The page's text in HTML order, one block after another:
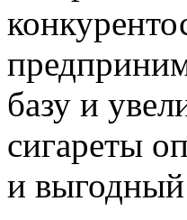
базу и
сигареты
и выгодный